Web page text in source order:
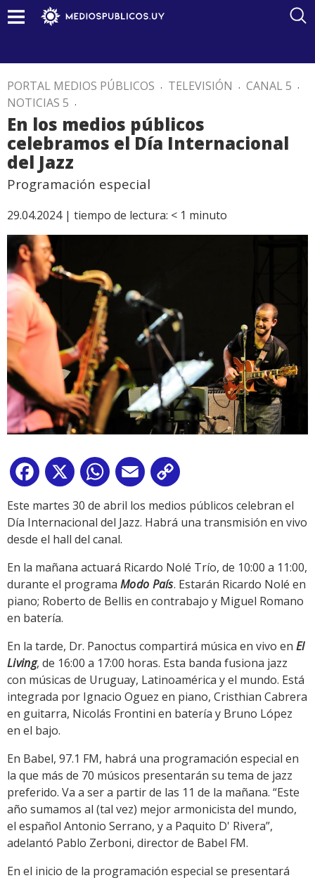
PORTAL MEDIOS PÚBLICOS . TELEVISIÓN . CANAL 5 .
NOTICIAS 5 .
En los medios públicos
celebramos el Día Internacional
del Jazz
Programación especial
29.04.2024 | tiempo de lectura: < 1 minuto
Facebook
X WhatsApp
Email
Link
Este martes 30 de abril los medios públicos celebran el
Día Internacional del Jazz. Habrá una transmisión en vivo
desde el hall del canal.
En la mañana actuará Ricardo Nolé Trío, de 10:00 a 11:00,
durante el programa Modo País. Estarán Ricardo Nolé en
piano; Roberto de Bellis en contrabajo y Miguel Romano
en batería.
En la tarde, Dr. Panoctus compartirá música en vivo en El
Living, de 16:00 a 17:00 horas. Esta banda fusiona jazz
con músicas de Uruguay, Latinoamérica y el mundo. Está
integrada por Ignacio Oguez en piano, Cristhian Cabrera
en guitarra, Nicolás Frontini en batería y Bruno López
en el bajo.
En Babel, 97.1 FM, habrá una programación especial en
la que más de 70 músicos presentarán su tema de jazz
preferido. Va a ser a partir de las 11 de la mañana. “Este
año sumamos al (tal vez) mejor armonicista del mundo,
el español Antonio Serrano, y a Paquito D' Rivera”,
adelantó Pablo Zerboni, director de Babel FM.
En el inicio de la programación especial se presentará